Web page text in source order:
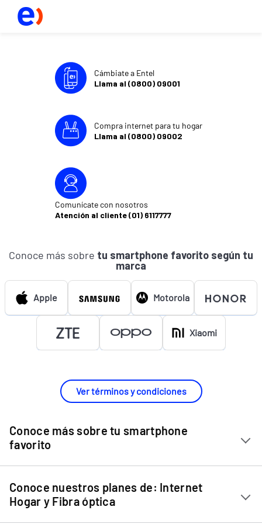
Cámbiate a Entel
Llama al (0800) 09001
Compra internet para tu hogar
Llama al (0800) 09002
Comunícate con nosotros
Atención al cliente (01) 6117777
Conoce más sobre tu smartphone favorito según tu
marca
Apple Motorola
Xiaomi
Ver términos y condiciones
Conoce más sobre tu smartphone
favorito
Chip Entel
Apple iPhone 11
Apple iPhone 12 Mini
Conoce nuestros planes de: Internet
Hogar y Fibra óptica